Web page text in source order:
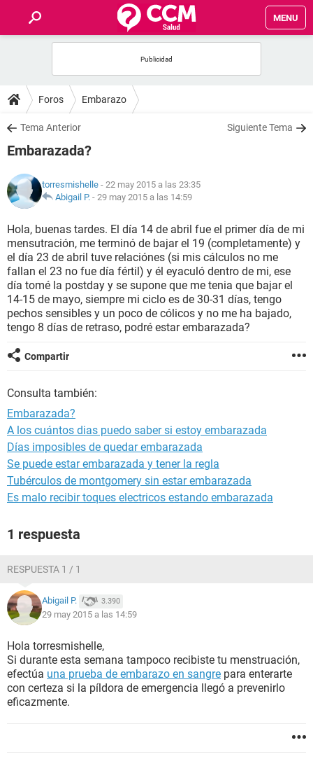
MENU
FOROS
SALUD
NUTRICIÓN
BIENESTAR
SEXUALIDAD
GLOSARIO
Foros Embarazo
Tema Anterior Siguiente Tema
Embarazada?
torresmishelle - 22 may 2015 a las 23:35
Abigail P. - 29 may 2015 a las 14:59
Hola, buenas tardes. El día 14 de abril fue el primer día de mi
mensutración, me terminó de bajar el 19 (completamente) y
el día 23 de abril tuve relaciónes (si mis cálculos no me
fallan el 23 no fue día fértil) y él eyaculó dentro de mi, ese
día tomé la postday y se supone que me tenia que bajar el
14-15 de mayo, siempre mi ciclo es de 30-31 días, tengo
pechos sensibles y un poco de cólicos y no me ha bajado,
tengo 8 días de retraso, podré estar embarazada?
Compartir
Consulta también:
Embarazada?
A los cuántos dias puedo saber si estoy embarazada
Días imposibles de quedar embarazada
Se puede estar embarazada y tener la regla
Tubérculos de montgomery sin estar embarazada
Es malo recibir toques electricos estando embarazada
1 respuesta
RESPUESTA 1 / 1
Abigail P. 3.390
29 may 2015 a las 14:59
Hola torresmishelle,
Si durante esta semana tampoco recibiste tu menstruación,
efectúa una prueba de embarazo en sangre para enterarte
con certeza si la píldora de emergencia llegó a prevenirlo
eficazmente.